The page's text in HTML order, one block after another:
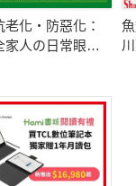
老化‧防惡化：
家人の日常眼睛